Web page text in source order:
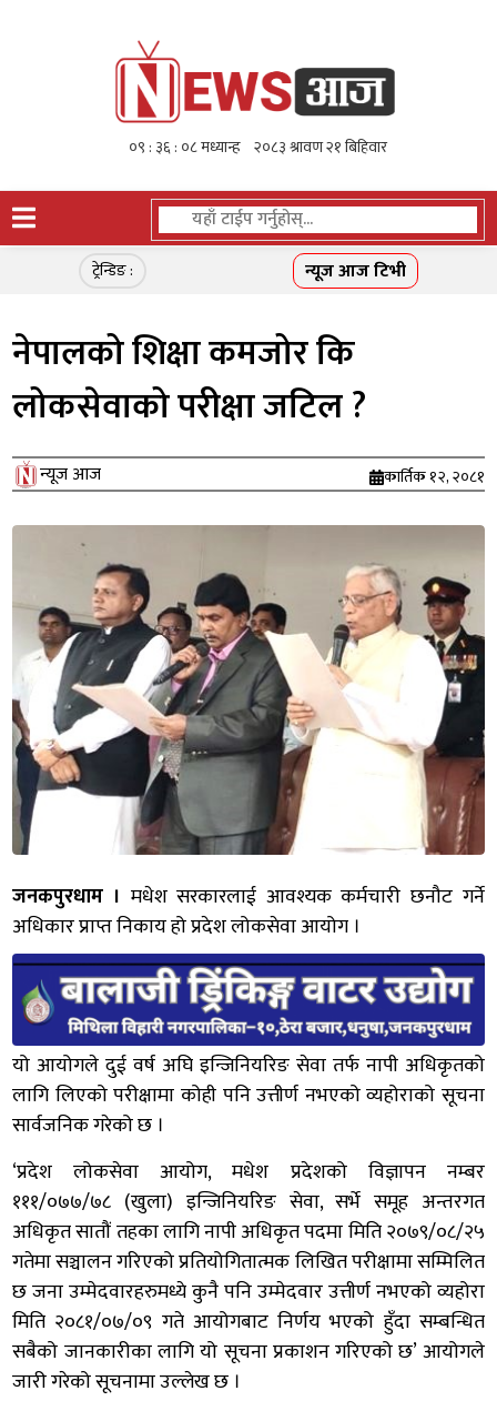
ट्रेन्डिङ : न्यूज आज टिभी
नेपालको शिक्षा कमजोर कि
लोकसेवाको परीक्षा जटिल ?
न्यूज आज कार्तिक १२, २०८१
जनकपुरधाम । मधेश सरकारलाई आवश्यक कर्मचारी छनौट गर्ने
अधिकार प्राप्त निकाय हो प्रदेश लोकसेवा आयोग ।
यो आयोगले दुई वर्ष अघि इन्जिनियरिङ सेवा तर्फ नापी अधिकृतको
लागि लिएको परीक्षामा कोही पनि उत्तीर्ण नभएको व्यहोराको सूचना
सार्वजनिक गरेको छ ।
‘प्रदेश लोकसेवा आयोग, मधेश प्रदेशको विज्ञापन नम्बर
१११/०७७/७८ (खुला) इन्जिनियरिङ सेवा, सर्भे समूह अन्तरगत
अधिकृत सातौं तहका लागि नापी अधिकृत पदमा मिति २०७९/०८/२५
गतेमा सञ्चालन गरिएको प्रतियोगितात्मक लिखित परीक्षामा सम्मिलित
छ जना उम्मेदवारहरुमध्ये कुनै पनि उम्मेदवार उत्तीर्ण नभएको व्यहोरा
मिति २०८१/०७/०९ गते आयोगबाट निर्णय भएको हुँदा सम्बन्धित
सबैको जानकारीका लागि यो सूचना प्रकाशन गरिएको छ’ आयोगले
जारी गरेको सूचनामा उल्लेख छ ।